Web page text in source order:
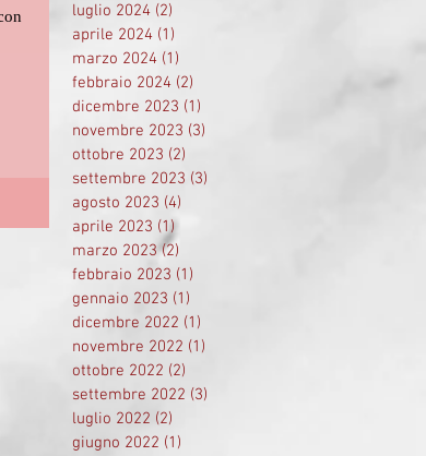
luglio 2024 (2)
aprile 2024 (1)
marzo 2024 (1)
febbraio 2024 (2)
dicembre 2023 (1)
novembre 2023 (3)
ottobre 2023 (2)
settembre 2023 (3)
agosto 2023 (4)
aprile 2023 (1)
marzo 2023 (2)
febbraio 2023 (1)
gennaio 2023 (1)
dicembre 2022 (1)
novembre 2022 (1)
ottobre 2022 (2)
settembre 2022 (3)
luglio 2022 (2)
giugno 2022 (1)